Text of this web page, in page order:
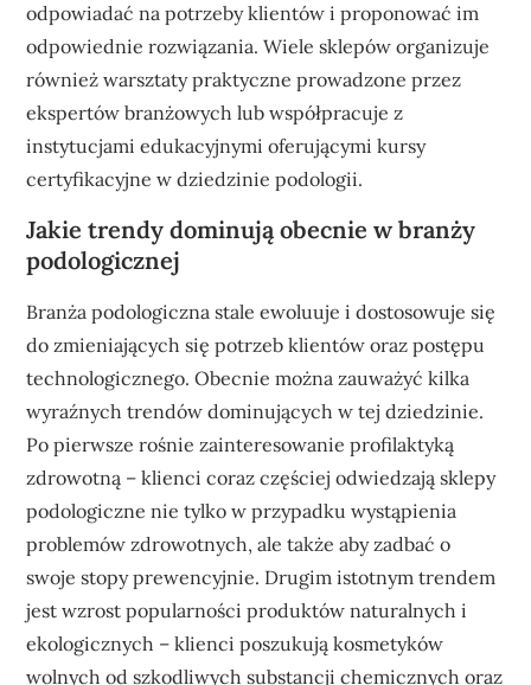
odpowiadać na potrzeby klientów i proponować im
odpowiednie rozwiązania. Wiele sklepów organizuje
również warsztaty praktyczne prowadzone przez
ekspertów branżowych lub współpracuje z
instytucjami edukacyjnymi oferującymi kursy
certyfikacyjne w dziedzinie podologii.
Jakie trendy dominują obecnie w branży
podologicznej
Branża podologiczna stale ewoluuje i dostosowuje się
do zmieniających się potrzeb klientów oraz postępu
technologicznego. Obecnie można zauważyć kilka
wyraźnych trendów dominujących w tej dziedzinie.
Po pierwsze rośnie zainteresowanie profilaktyką
zdrowotną – klienci coraz częściej odwiedzają sklepy
podologiczne nie tylko w przypadku wystąpienia
problemów zdrowotnych, ale także aby zadbać o
swoje stopy prewencyjnie. Drugim istotnym trendem
jest wzrost popularności produktów naturalnych i
ekologicznych – klienci poszukują kosmetyków
wolnych od szkodliwych substancji chemicznych oraz